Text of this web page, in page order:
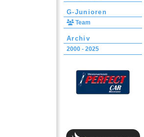
G-Junioren
Team
Archiv
2000 - 2025